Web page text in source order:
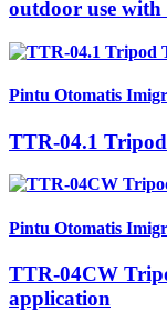
outdoor use
Pintu Otomatis
TTR-04.1
Pintu Otomatis
TTR-04CW
application